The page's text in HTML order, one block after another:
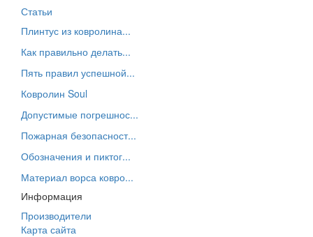
Статьи
Плинтус из ковролина...
Как правильно делать...
Пять правил успешной...
Ковролин Soul
Допустимые погрешнос...
Пожарная безопасност...
Обозначения и пиктог...
Материал ворса ковро...
Информация
Производители
Карта сайта